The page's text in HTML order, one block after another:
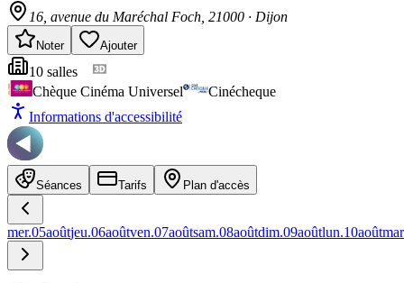
16, avenue du Maréchal Foch , 21000 · Dijon
Noter Ajouter
10 salles
Chèque Cinéma Universel
Cinécheque
Informations d'accessibilité
Séances Tarifs Plan d'accès
mer.05aoûtjeu.06aoûtven.07aoûtsam.08aoûtdim.09aoûtlun.10août